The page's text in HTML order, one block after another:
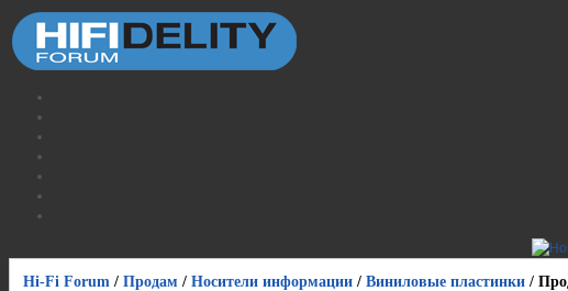
Hi-Fi Forum / Продам / Носители информации / Виниловые пластинки /